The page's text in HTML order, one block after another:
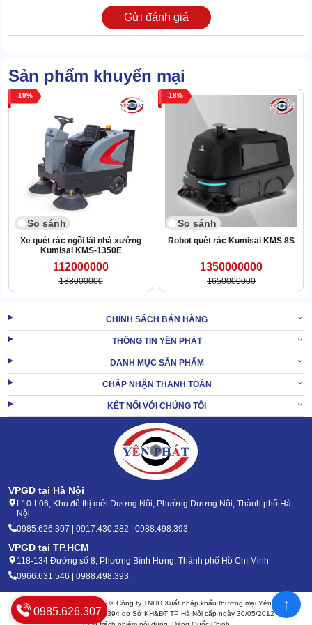
cần dịch chuyển. Mỗi lần sạc nhanh chỉ mất 1h, đổi lại 5 tiếng hoạt
1.4 Tiết kiệm thời gian với thùng chứa siêu lớn
Để tương xứng với công năng làm việc, chiếc máy này cũng được
nâng cấp sức chứa siêu khủng tới 170L. Người dùng gần như
không cần tạm dừng máy để làm sạch thùng chứa,
Đặc biệt, Kumisai lựa chọn nhựa ABS làm chất liệu chính cho thân
vỏ và bộ phận chứa. Đây là loại nhựa an toàn, kháng lực tốt,
Gửi đánh giá
Sản phẩm khuyến mại
19
So sánh
Xe quét rác ngồi lái nhà xưởng
Kumisai KMS-1350E
112000000
138000000
18
So sánh
Robot quét rác Kumisai KMS 8S
1350000000
1650000000
CHÍNH SÁCH BÁN HÀNG
THÔNG TIN YÊN PHÁT
DANH MỤC SẢN PHẨM
CHẤP NHẬN THANH TOÁN
KẾT NỐI VỚI CHÚNG TÔI
VPGD tại Hà Nội
L10-L06, Khu đô thị mới Dương Nội, Phường Dương Nội, Thành phố Hà
Nội
0985.626.307 | 0917.430.282 | 0988.498.393
VPGD tại TP.HCM
118-134 Đường số 8, Phường Bình Hưng, Thành phố Hồ Chí Minh
0966.631.546 | 0988.498.393
Bản quyền 2020 - 2026 – © Công ty TNHH Xuất nhập khẩu thương mại Yên Phát
Mã số thuế: 0105904394 do Sở KH&ĐT TP Hà Nội cấp ngày 30/05/2012
0985.626.307 ↑